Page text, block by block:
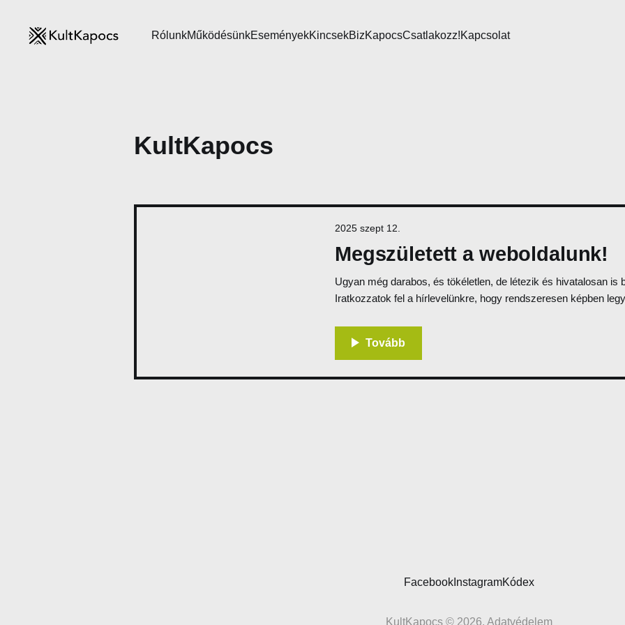
RólunkMűködésünkEseményekKincsekBizKapocsCsatlakozz!Kapcsolat
KultKapocs
Megszületett a weboldalunk!
Ugyan még darabos, és tökéletlen, de létezik és hivatalosan is
Iratkozzatok fel a hírlevelünkre, hogy rendszeresen képben
2025 szept 12.
FacebookInstagramKódex
KultKapocs © 2026. Adatvédelem